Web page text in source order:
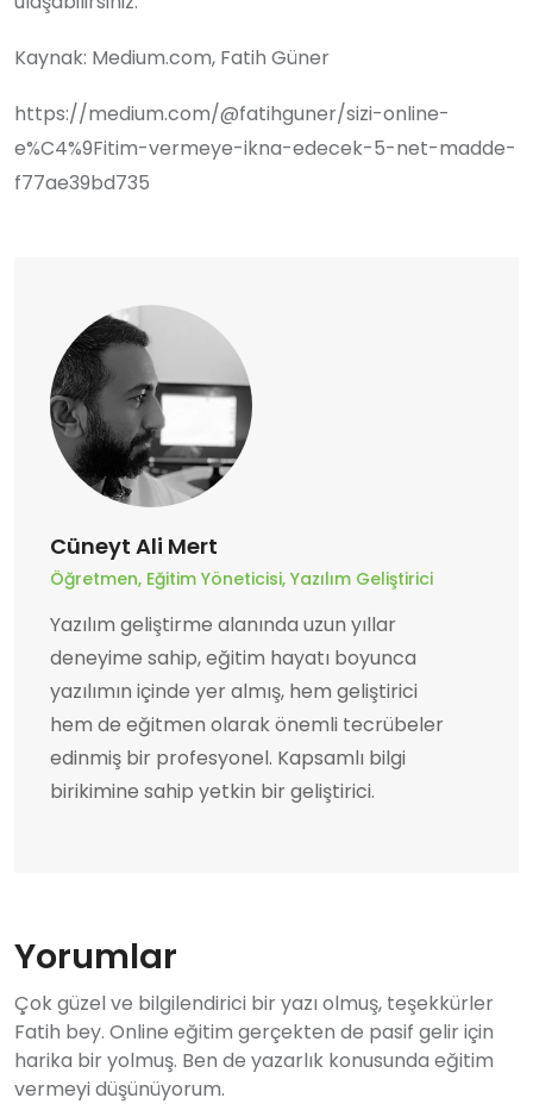
Kaynak: Medium.com, Fatih Güner
https://medium.com/@fatihguner/sizi-online-
e%C4%9Fitim-vermeye-ikna-edecek-5-net-madde-
f77ae39bd735
Cüneyt Ali Mert
Öğretmen, Eğitim Yöneticisi, Yazılım Geliştirici
Yazılım geliştirme alanında uzun yıllar
deneyime sahip, eğitim hayatı boyunca
yazılımın içinde yer almış, hem geliştirici
hem de eğitmen olarak önemli tecrübeler
edinmiş bir profesyonel. Kapsamlı bilgi
birikimine sahip yetkin bir geliştirici.
Yorumlar
Çok güzel ve bilgilendirici bir yazı olmuş, teşekkürler
Fatih bey. Online eğitim gerçekten de pasif gelir için
harika bir yolmuş. Ben de yazarlık konusunda eğitim
vermeyi düşünüyorum.